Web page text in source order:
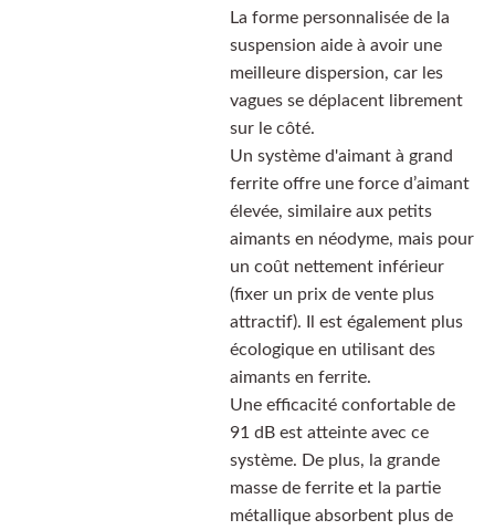
La forme personnalisée de la
suspension aide à avoir une
meilleure dispersion, car les
vagues se déplacent librement
sur le côté.
Un système d'aimant à grand
ferrite offre une force d’aimant
élevée, similaire aux petits
aimants en néodyme, mais pour
un coût nettement inférieur
(fixer un prix de vente plus
attractif). Il est également plus
écologique en utilisant des
aimants en ferrite.
Une efficacité confortable de
91 dB est atteinte avec ce
système. De plus, la grande
masse de ferrite et la partie
métallique absorbent plus de